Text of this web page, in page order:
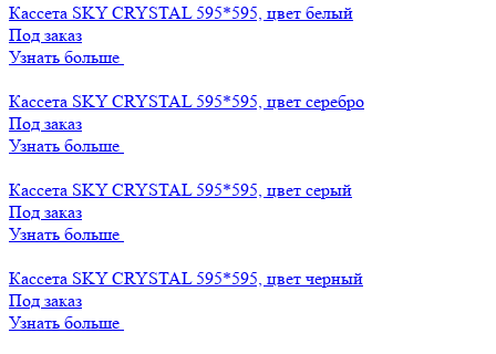
Кассета SKY CRYSTAL 595*595, цвет белый
Под заказ
Узнать больше
Кассета SKY CRYSTAL 595*595, цвет серебро
Под заказ
Узнать больше
Кассета SKY CRYSTAL 595*595, цвет серый
Под заказ
Узнать больше
Кассета SKY CRYSTAL 595*595, цвет черный
Под заказ
Узнать больше